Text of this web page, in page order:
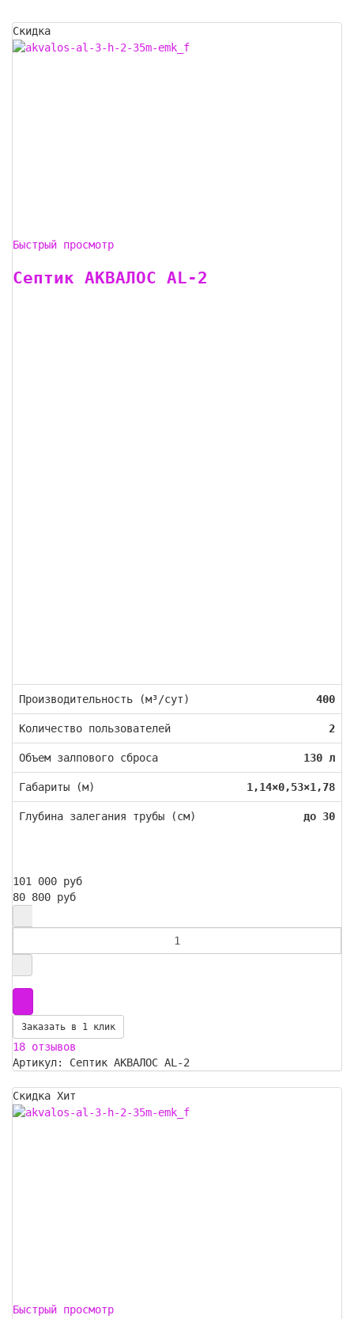
Скидка
Быстрый просмотр
Септик АКВАЛОС AL-2
Производительность (м³/сут) 400
Количество пользователей 2
Объем залпового сброса 130 л
Габариты (м) 1,14×0,53×1,78
Глубина залегания трубы (см) до 30
101 000 руб
80 800 руб
Заказать в 1 клик
18 отзывов
Артикул: Септик АКВАЛОС AL-2
Скидка Хит
Быстрый просмотр